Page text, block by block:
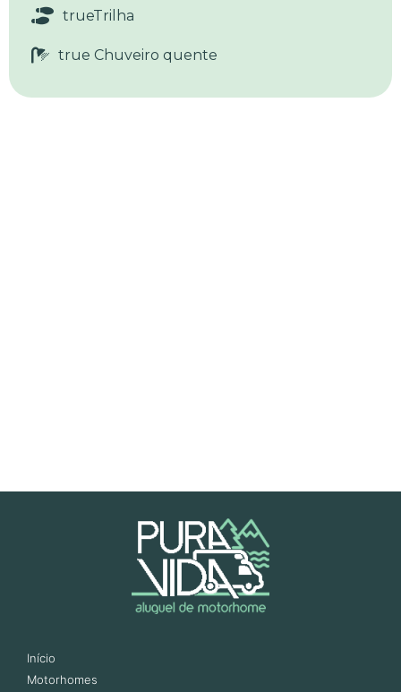
trueTrilha
true Chuveiro quente
Início
Motorhomes